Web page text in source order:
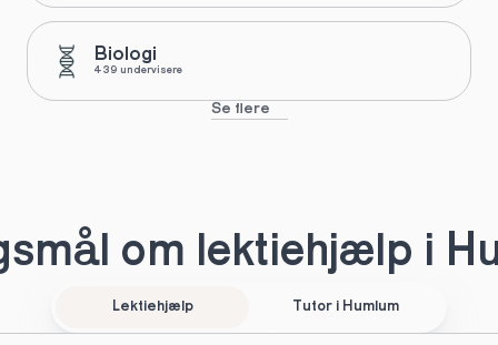
Biologi
439 undervisere
Se flere
om lektiehjælp i
Lektiehjælp Tutor i Humlum